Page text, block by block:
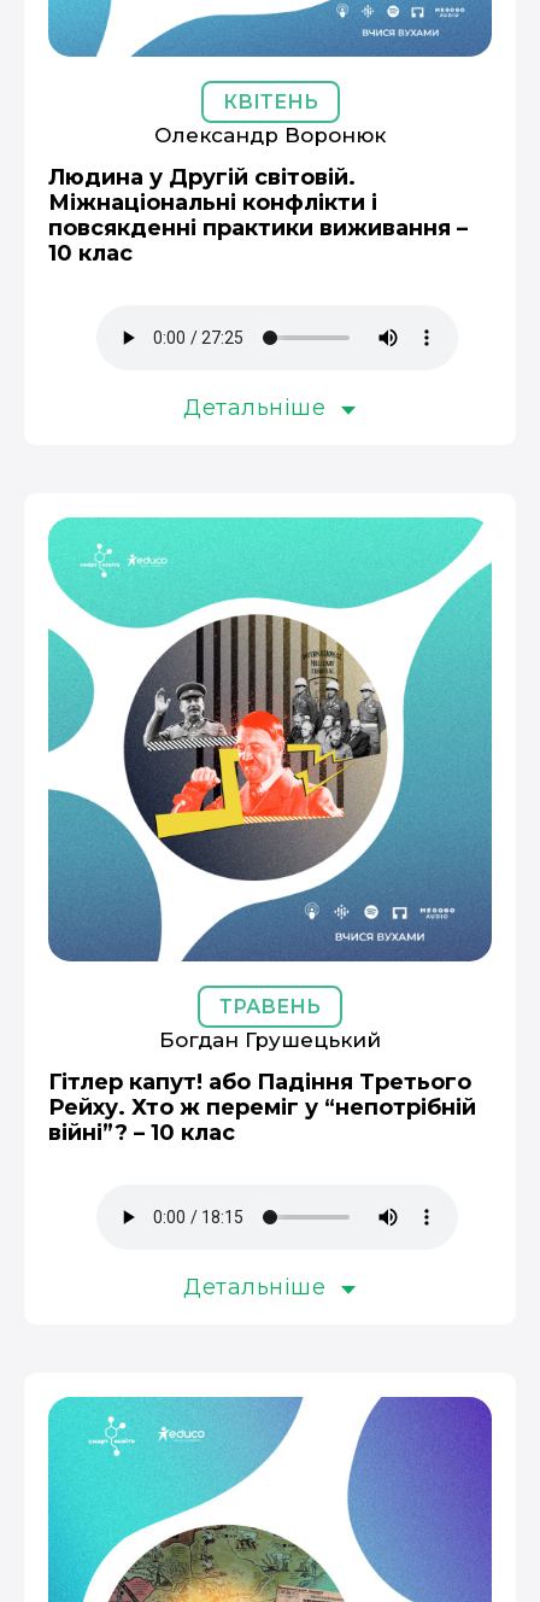
КВІТЕНЬ
Олександр Воронюк
Людина у Другій світовій.
Міжнаціональні конфлікти і
повсякденні практики виживання –
10 клас
Детальніше
ТРАВЕНЬ
Богдан Грушецький
Гітлер капут! або Падіння Третього
Рейху. Хто ж переміг у “непотрібній
війні”? – 10 клас
Детальніше